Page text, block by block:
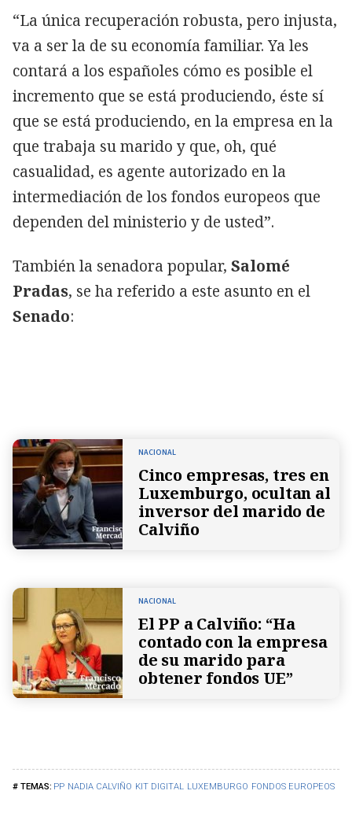
PP NADIA CALVIÑO KIT DIGITAL LUXEMBURGO FONDOS EUROPEOS
“La única recuperación robusta, pero injusta,
va a ser la de su economía familiar. Ya les
contará a los españoles cómo es posible el
incremento que se está produciendo, éste sí
que se está produciendo, en la empresa en la
que trabaja su marido y que, oh, qué
casualidad, es agente autorizado en la
intermediación de los fondos europeos que
dependen del ministerio y de usted”.
También la senadora popular, Salomé
Pradas, se ha referido a este asunto en el
Senado:
NACIONAL
Cinco empresas, tres en
Luxemburgo, ocultan al
inversor del marido de
Calviño
NACIONAL
El PP a Calviño: “Ha
contado con la empresa
de su marido para
obtener fondos UE”